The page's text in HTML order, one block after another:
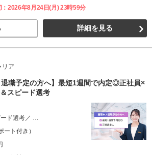
：2026年8月24日(月) 23時59分
詳細を見る
リア
退職予定の方へ】最短1週間で内定◎正社員×
スピード選考
ード選考／ …
ート付き）